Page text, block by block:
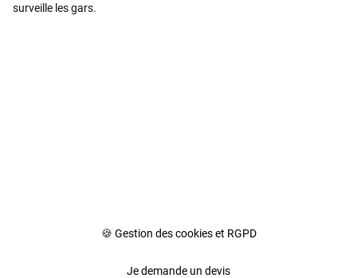
surveille les gars.
🍪 Gestion des cookies et RGPD
Je demande un devis